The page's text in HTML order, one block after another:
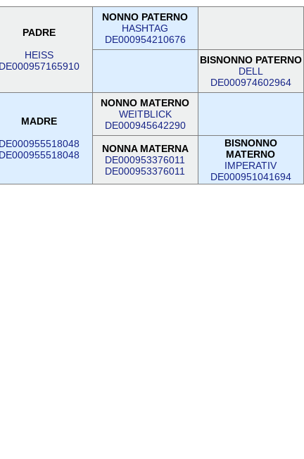
PADRE
HEISS
DE000957165910
NONNO PATERNO
HASHTAG
DE000954210676
BISNONNO PATERNO
DELL
DE000974602964
MADRE
DE000955518048
DE000955518048
NONNO MATERNO
WEITBLICK
DE000945642290
NONNA MATERNA
DE000953376011
DE000953376011
BISNONNO
MATERNO
IMPERATIV
DE000951041694